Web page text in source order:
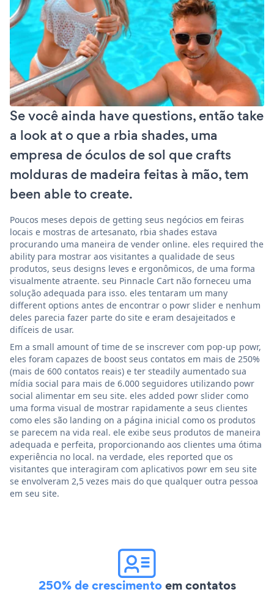
Se você ainda have questions, então take
a look at o que a rbia shades, uma
empresa de óculos de sol que crafts
molduras de madeira feitas à mão, tem
been able to create.
Poucos meses depois de getting seus negócios em feiras
locais e mostras de artesanato, rbia shades estava
procurando uma maneira de vender online. eles required the
ability para mostrar aos visitantes a qualidade de seus
produtos, seus designs leves e ergonômicos, de uma forma
visualmente atraente. seu Pinnacle Cart não forneceu uma
solução adequada para isso. eles tentaram um many
different options antes de encontrar o powr slider e nenhum
deles parecia fazer parte do site e eram desajeitados e
difíceis de usar.
Em a small amount of time de se inscrever com pop-up powr,
eles foram capazes de boost seus contatos em mais de 250%
(mais de 600 contatos reais) e ter steadily aumentado sua
mídia social para mais de 6.000 seguidores utilizando powr
social alimentar em seu site. eles added powr slider como
uma forma visual de mostrar rapidamente a seus clientes
como eles são landing on a página inicial como os produtos
se parecem na vida real. ele exibe seus produtos de maneira
adequada e perfeita, proporcionando aos clientes uma ótima
experiência no local. na verdade, eles reported que os
visitantes que interagiram com aplicativos powr em seu site
se envolveram 2,5 vezes mais do que qualquer outra pessoa
em seu site.
250% de crescimentoem contatos